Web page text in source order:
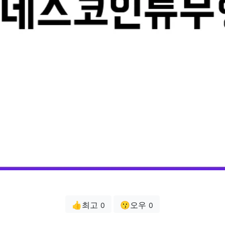
👍최고 0 😗오우 0